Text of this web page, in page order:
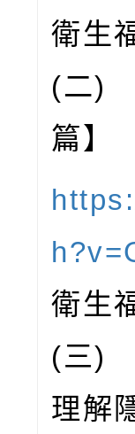
衛生
(二)
篇】
衛生
(三)
理解